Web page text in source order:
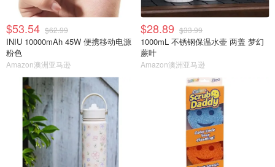
$53.54 $62.99
INIU 10000mAh 45W 便携移动电源
粉色
Amazon澳洲亚马逊
$28.89 $33.99
1000mL 不锈钢保温水壶 两盖 梦幻
蕨叶
Amazon澳洲亚马逊